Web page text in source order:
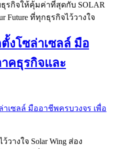
ธุรกิจให้คุ้มค่าที่สุดกับ SOLAR
Future ที่ทุกธุรกิจไว้วางใจ
งโซล่าเซลล์ มือ
คธุรกิจและ
างใจ Solar Wing ส่อง